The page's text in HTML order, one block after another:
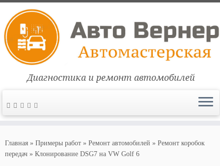
содержимому
Диагностика и ремонт автомобилей
Главная » Примеры работ » Ремонт автомобилей » Ремонт коробок
передач » Клонирование DSG7 на VW Golf 6